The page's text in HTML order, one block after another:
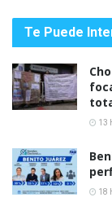
Te Puede
13
18